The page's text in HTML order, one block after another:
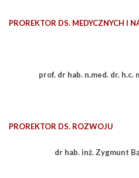
PROREKTOR DS. MEDYCZNYCH I
prof. dr hab. n.med. dr.
PROREKTOR DS. ROZWOJU
dr hab. inż. Zygmunt